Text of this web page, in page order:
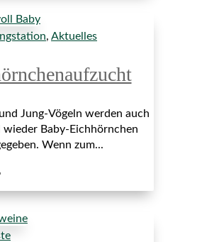
, Aktuelles
Jung-Vögeln werden auch
wieder Baby-Eichhörnchen
Wenn zum...